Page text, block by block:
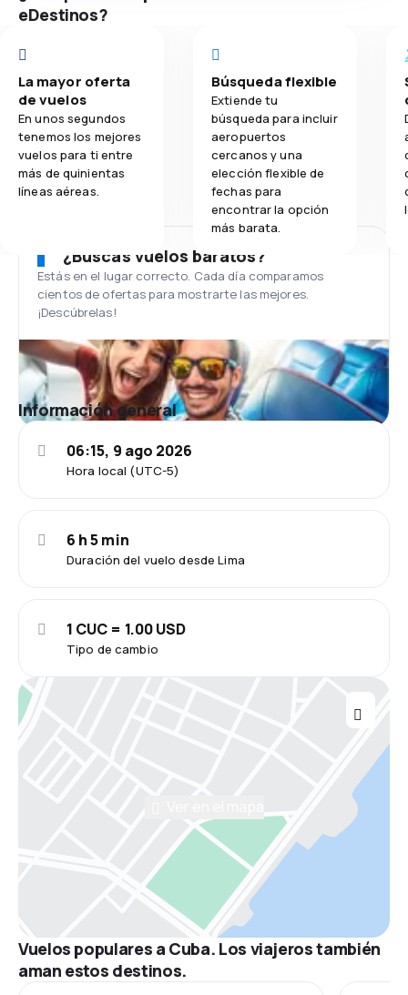
eDestinos?
La mayor oferta
de vuelos
En unos segundos
tenemos los mejores
vuelos para ti entre
más de quinientas
líneas aéreas.
Búsqueda flexible
Extiende tu
búsqueda para incluir
aeropuertos
cercanos y una
elección flexible de
fechas para
encontrar la opción
más barata.
¿Buscas vuelos baratos?
Estás en el lugar correcto. Cada día comparamos
cientos de ofertas para mostrarte las mejores.
¡Descúbrelas!
Información general
Hora local (UTC-5)
06:15, 9 ago 2026
Duración del vuelo desde Lima
6 h 5 min
Tipo de cambio
1 CUC = 1.00 USD
Vuelos populares a Cuba. Los viajeros también
aman estos destinos.